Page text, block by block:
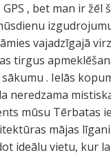
, bet man ir
vajadzīgajā
tirgus
. Ielās
neredzama
mūsu Tērbatas
mājas
ideālu vietu, kur